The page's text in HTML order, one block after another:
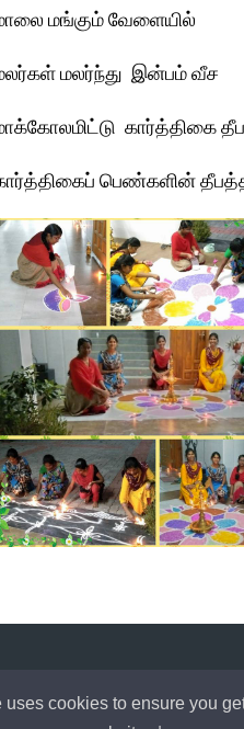
uses cookies to ensure you
மங்கும் வேளையில்
மலர்ந்து இன்பம் வீச
கார்த்திகை
பெண்களின்